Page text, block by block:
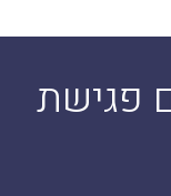
פגישת